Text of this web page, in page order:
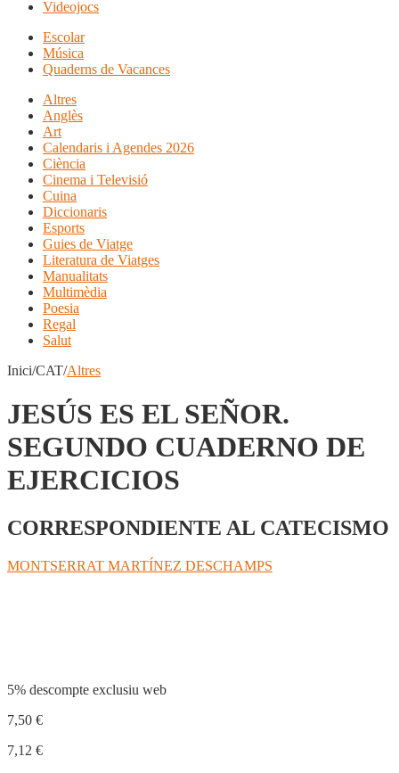
Videojocs
Escolar
Música
Quaderns de Vacances
Altres
Anglès
Art
Calendaris i Agendes 2026
Ciència
Cinema i Televisió
Cuina
Diccionaris
Esports
Guies de Viatge
Literatura de Viatges
Manualitats
Multimèdia
Poesia
Regal
Salut
Inici/CAT/Altres
JESÚS ES EL SEÑOR.
SEGUNDO CUADERNO DE
EJERCICIOS
CORRESPONDIENTE AL CATECISMO
MONTSERRAT MARTÍNEZ DESCHAMPS
5% descompte exclusiu web
7,50 €
7,12 €